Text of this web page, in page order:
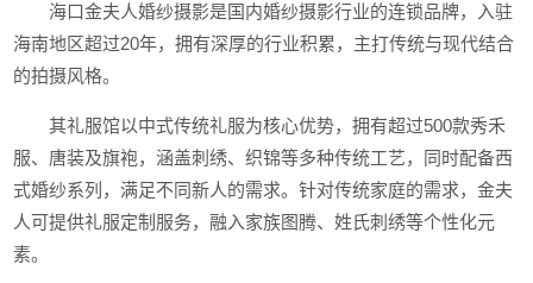
海口金夫人婚纱摄影是国内婚纱摄影行业的连锁品牌，入驻
海南地区超过20年，拥有深厚的行业积累，主打传统与现代结合
的拍摄风格。
其礼服馆以中式传统礼服为核心优势，拥有超过500款秀禾
服、唐装及旗袍，涵盖刺绣、织锦等多种传统工艺，同时配备西
式婚纱系列，满足不同新人的需求。针对传统家庭的需求，金夫
人可提供礼服定制服务，融入家族图腾、姓氏刺绣等个性化元
素。